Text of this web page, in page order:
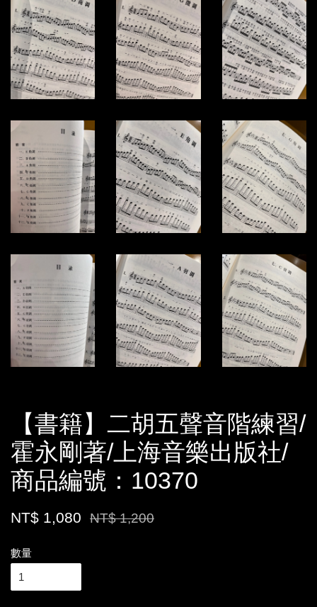
【書籍】二胡五聲音階練習/
霍永剛著/上海音樂出版社/
商品編號：10370
NT$ 1,080 NT$ 1,200
數量